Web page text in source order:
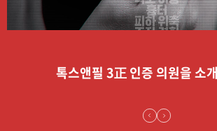
톡스앤필 3正 인증 의원을 소